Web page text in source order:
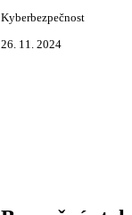
Kyberbezpečnost
26. 11. 2024